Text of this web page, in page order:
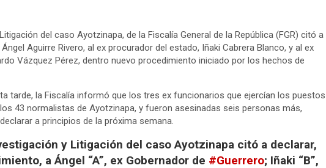
del caso Ayotzinapa, de la Fiscalía General de la República (FGR) citó a
Aguirre Rivero, al ex procurador del estado, Iñaki Cabrera Blanco, y al ex
Vázquez Pérez, dentro nuevo procedimiento iniciado por los hechos de
tarde, la Fiscalía informó que los tres ex funcionarios que ejercían los puestos
43 normalistas de Ayotzinapa, y fueron asesinadas seis personas más,
a principios de la próxima semana.
y Litigación del caso Ayotzinapa citó a declarar,
a Ángel “A”, ex Gobernador de #Guerrero; Iñaki “B”,